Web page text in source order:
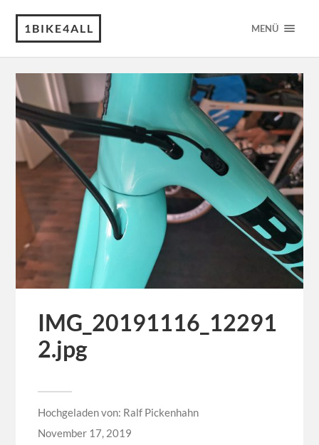
1BIKE4ALL MENÜ
IMG_20191116_12291
2.jpg
Hochgeladen von: Ralf Pickenhahn
November 17, 2019